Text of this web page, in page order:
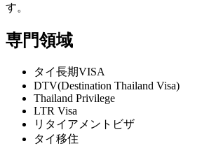
す。
専門領域
タイ長期VISA
DTV(Destination Thailand Visa)
Thailand Privilege
LTR Visa
リタイアメントビザ
タイ移住